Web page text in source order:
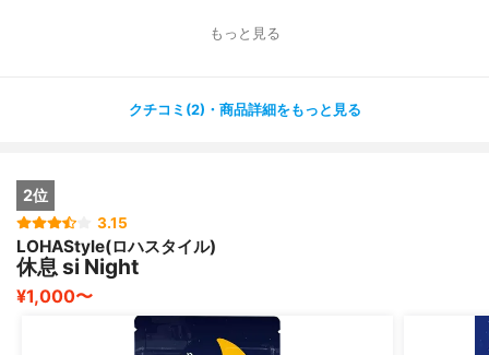
体調もかなり改善し、今は疲れが出ている時だけ飲んでい
ます。
ただ朝少し眠気がなくなるまで時間がかかるようにはなり
もっと見る
クチコミ(2)・商品詳細をもっと見る
2位
3.15
LOHAStyle(ロハスタイル)
休息 si Night
¥1,000〜